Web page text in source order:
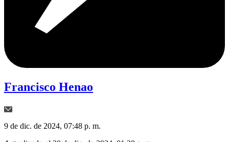
Francisco Henao
9 de dic. de 2024, 07:48 p. m.